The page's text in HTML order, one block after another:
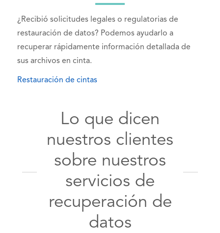
¿Recibió solicitudes legales o regulatorias de
restauración de datos? Podemos ayudarlo a
recuperar rápidamente información detallada de
sus archivos en cinta.
Restauración de cintas
Lo que dicen
nuestros clientes
sobre nuestros
servicios de
recuperación de
datos